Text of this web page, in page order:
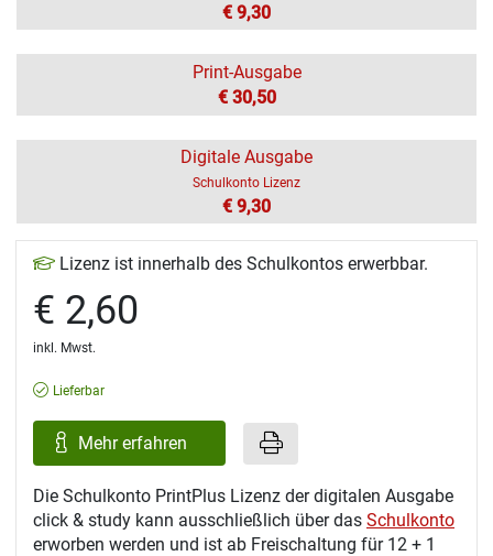
€ 9,30
Print-Ausgabe
€ 30,50
Digitale Ausgabe
Schulkonto Lizenz
€ 9,30
Lizenz ist innerhalb des Schulkontos erwerbbar.
€ 2,60
inkl. Mwst.
Lieferbar
Mehr erfahren
Die Schulkonto PrintPlus Lizenz der digitalen Ausgabe
click & study kann ausschließlich über das Schulkonto
erworben werden und ist ab Freischaltung für 12 + 1